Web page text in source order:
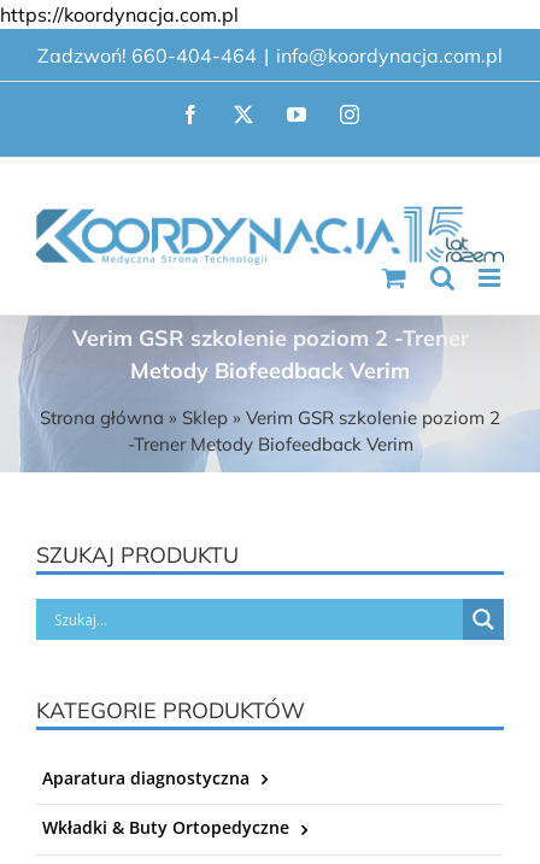
https://koordynacja.com.pl
do
zawartości
Zadzwoń! 660-404-464 | info@koordynacja.com.pl
Facebook
X YouTubeInstagram
Verim GSR szkolenie poziom 2 -Trener
Metody Biofeedback Verim
Strona główna » Sklep » Verim GSR szkolenie poziom 2
-Trener Metody Biofeedback Verim
SZUKAJ PRODUKTU
KATEGORIE PRODUKTÓW
Aparatura diagnostyczna
Wkładki & Buty Ortopedyczne